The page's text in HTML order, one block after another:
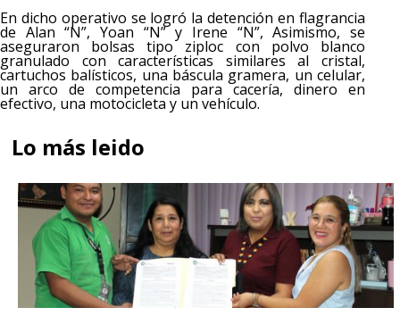
En dicho operativo se logró la detención en flagrancia
de Alan “N”, Yoan “N” y Irene “N”, Asimismo, se
aseguraron bolsas tipo ziploc con polvo blanco
granulado con características similares al cristal,
cartuchos balísticos, una báscula gramera, un celular,
un arco de competencia para cacería, dinero en
efectivo, una motocicleta y un vehículo.
Lo más leido